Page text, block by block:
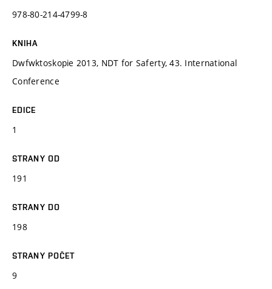
978-80-214-4799-8
KNIHA
Dwfwktoskopie 2013, NDT for Saferty, 43. International
Conference
EDICE
1
STRANY OD
191
STRANY DO
198
STRANY POČET
9